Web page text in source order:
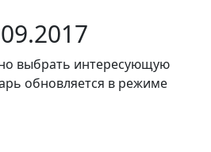
выбрать интересующую
обновляется в режиме